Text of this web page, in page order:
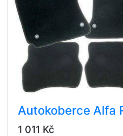
Autokoberce Alfa
1 011 Kč